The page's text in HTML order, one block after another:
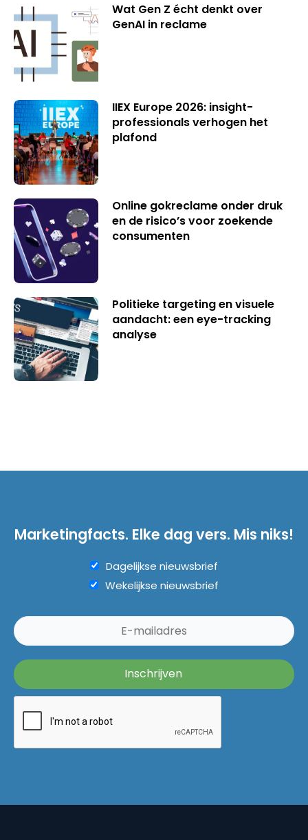
Wat Gen Z écht denkt over
GenAI in reclame
IIEX Europe 2026: insight-
professionals verhogen het
plafond
Online gokreclame onder druk
en de risico’s voor zoekende
consumenten
Politieke targeting en visuele
aandacht: een eye-tracking
analyse
Marketingfacts. Elke dag vers. Mis niks!
Dagelijkse nieuwsbrief
Wekelijkse nieuwsbrief